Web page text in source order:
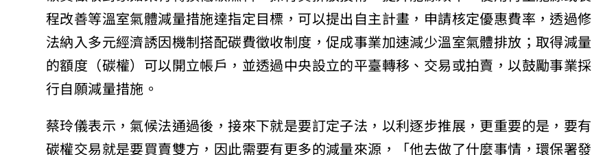
程改善等溫室氣體減量措施達指定目標，可以提出自主計畫，申請核定優惠費率，透過修
法納入多元經濟誘因機制搭配碳費徵收制度，促成事業加速減少溫室氣體排放；取得減量
的額度（碳權）可以開立帳戶，並透過中央設立的平臺轉移、交易或拍賣，以鼓勵事業採
行自願減量措施。
蔡玲儀表示，氣候法通過後，接來下就是要訂定子法，以利逐步推展，更重要的是，要有